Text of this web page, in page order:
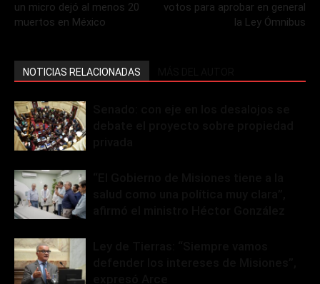
un micro dejó al menos 20
muertos en México
votos para aprobar en general
la Ley Ómnibus
NOTICIAS RELACIONADAS